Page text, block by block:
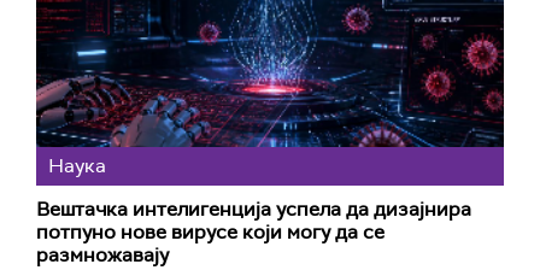
Наука
Вештачка интелигенција успела да дизајнира
потпуно нове вирусе који могу да се
размножавају